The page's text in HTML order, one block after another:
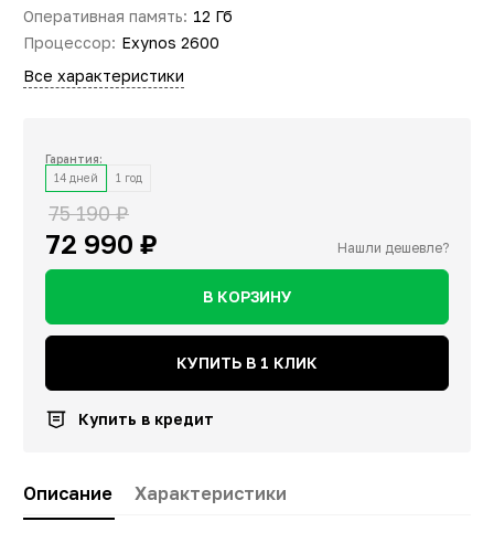
Оперативная память: 12 Гб
Процессор: Exynos 2600
Все характеристики
Гарантия:
14 дней
1 год
75 190 ₽
72 990 ₽ Нашли дешевле?
В КОРЗИНУ
КУПИТЬ В 1 КЛИК
Купить в кредит
Описание Характеристики